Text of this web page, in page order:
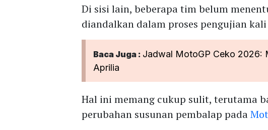
Di sisi lain, beberapa tim belum
diandalkan dalam proses pengujian
Baca Juga : Jadwal MotoGP Ceko 2026:
Aprilia
Hal ini memang cukup sulit, terutama
perubahan susunan pembalap pada